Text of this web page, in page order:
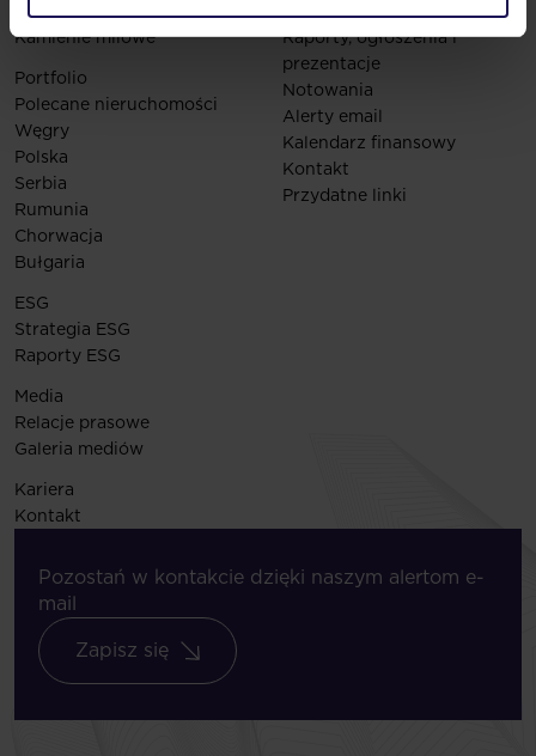
Strategia
Kamienie milowe
Portfolio
Polecane nieruchomości
Węgry
Polska
Serbia
Rumunia
Chorwacja
Bułgaria
Raporty, ogłoszenia i
prezentacje
Notowania
Alerty email
Kalendarz finansowy
Kontakt
Przydatne linki
ESG
Strategia ESG
Raporty ESG
Media
Relacje prasowe
Galeria mediów
Kariera
Kontakt
Pozostań w kontakcie dzięki naszym alertom e-
mail
Zapisz się